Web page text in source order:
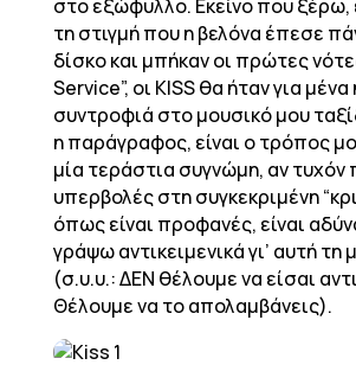
στο εξώφυλλο. Εκείνο που ξέρω,
τη στιγμή που η βελόνα έπεσε
δίσκο και μπήκαν οι πρώτες
Service”, οι KISS θα ήταν για μένα
συντροφιά στο μουσικό μου
η παράγραφος, είναι ο τρόπος
μία τεράστια συγνώμη, αν
υπερβολές στη συγκεκριμένη
όπως είναι προφανές, είναι
γράψω αντικειμενικά γι’ αυτή τη
(σ.υ.υ.: ΔΕΝ θέλουμε να είσαι
Θέλουμε να το απολαμβάνεις).